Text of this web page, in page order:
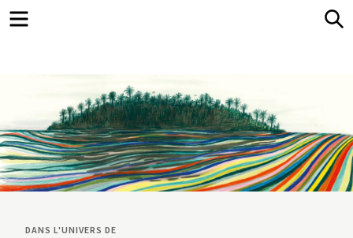
Menu
DANS L'UNIVERS DE